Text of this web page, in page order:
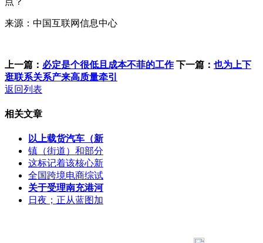
来源：中国互联网信息中心
上一篇： 必定是个很低且成本不菲的工作 下一篇： 也为上下
逛联系关系产来高质量牵引
返回列表
相关文章
以上载货汽车（新
镇（街道）和部分
这标记着该核心新
全国跨境电商综试
关于受理南充港河
日夜；正从蓝图加